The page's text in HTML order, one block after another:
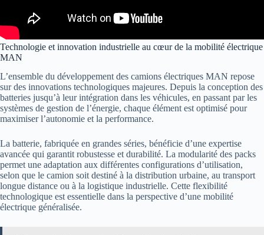
Technologie et innovation industrielle au cœur de la mobilité électrique
MAN
L’ensemble du développement des camions électriques MAN repose
sur des innovations technologiques majeures. Depuis la conception des
batteries jusqu’à leur intégration dans les véhicules, en passant par les
systèmes de gestion de l’énergie, chaque élément est optimisé pour
maximiser l’autonomie et la performance.
La batterie, fabriquée en grandes séries, bénéficie d’une expertise
avancée qui garantit robustesse et durabilité. La modularité des packs
permet une adaptation aux différentes configurations d’utilisation,
selon que le camion soit destiné à la distribution urbaine, au transport
longue distance ou à la logistique industrielle. Cette flexibilité
technologique est essentielle dans la perspective d’une mobilité
électrique généralisée.